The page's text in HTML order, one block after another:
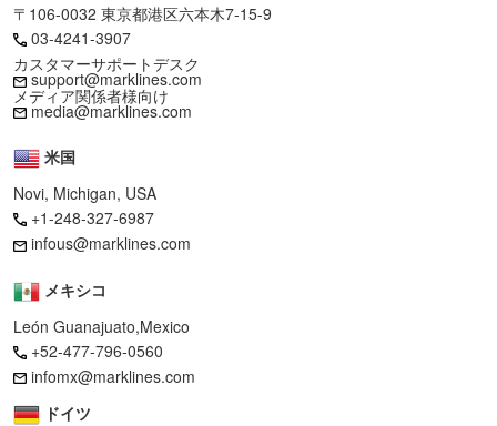
〒106-0032 東京都港区六本木7-15-9
03-4241-3907
カスタマーサポートデスク
support@marklines.com
メディア関係者様向け
media@marklines.com
米国
Novi, Michigan, USA
+1-248-327-6987
infous@marklines.com
メキシコ
León Guanajuato,Mexico
+52-477-796-0560
infomx@marklines.com
ドイツ